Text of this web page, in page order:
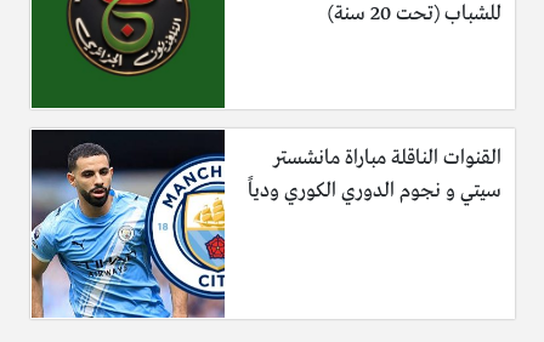
للشباب (تحت 20 سنة)
القنوات الناقلة مباراة مانشستر
سيتي و نجوم الدوري الكوري ودياً